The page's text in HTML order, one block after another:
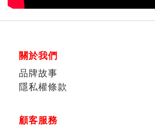
關於我們
品牌故事
隱私權條款
顧客服務